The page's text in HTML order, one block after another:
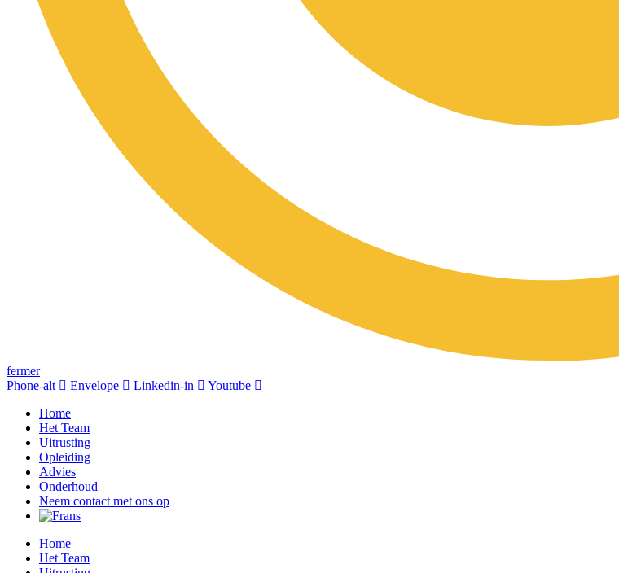
fermer
Phone-alt
Envelope Linkedin-in
Youtube
Home
Het Team
Uitrusting
Opleiding
Advies
Onderhoud
Neem contact met ons op
Home
Het Team